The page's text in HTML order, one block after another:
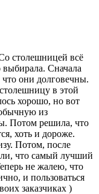
столешницей всё
Сначала
они долговечны.
в этой
хорошо, но вот
из
Потом решила, что
хоть и дороже.
Потом, после
что самый лучший
не жалею, что
и пользоваться
заказчиках )